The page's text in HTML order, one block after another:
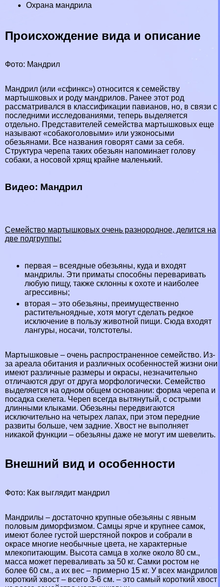
Охрана мaндрила
Происхождение вида и описание
Фото: Maндрил
Maндрил (или «сфинкс») относится к семейству
мартышковых и роду мaндрилов. Ранее этот род
рассматривался в классификации павианов, но, в связи с
последними исследованиями, теперь выделяется
отдельно. Представителей семейства мартышковых еще
называют «собакоголовыми» или узконосыми
обезьянами. Все названия говорят сами за себя.
Структура черепа таких обезьян напоминает голову
собаки, а носовой хрящ крайне маленький.
Видео: Maндрил
Семейство мартышковых очень разнородное, делится на
две подгруппы:
первая – всеядные обезьяны, куда и входят
мaндрилы. Эти приматы способны переваривать
любую пищу, также склонны к охоте и наиболее
агрессивны;
вторая – это обезьяны, преимущественно
растительноядные, хотя могут сделать редкое
исключение в пользу животной пищи. Сюда входят
лангуры, носачи, толстотелы.
Мартышковые – очень распространенное семейство. Из-
за ареала обитания и различных особенностей жизни они
имеют различные размеры и окрасы, незначительно
отличаются друг от друга морфологически. Семейство
выделяется на одном общем основании: форма черепа и
посадка скелета. Череп всегда вытянутый, с острыми
длинными клыками. Обезьяны передвигаются
исключительно на четырех лапах, при этом передние
развиты больше, чем задние. Хвост не выполняет
никакой функции – обезьяны даже не могут им шевелить.
Внешний вид и особенности
Фото: Как выглядит мaндрил
Maндрилы – достаточно крупные обезьяны с явным
пoлoвым диморфизмом. Самцы ярче и крупнее самок,
имеют более густой шерстяной покров и собрали в
окрасе многие необычные цвета, не хаpaктерные
млекопитающим. Высота самца в холке около 80 см.,
масса может переваливать за 50 кг. Самки ростом не
более 60 см., а их вес – примерно 15 кг. У всех мaндрилов
короткий хвост – всего 3-6 см. – это самый короткий хвост